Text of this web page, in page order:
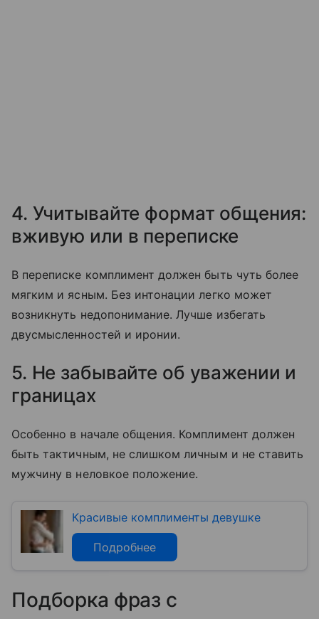
4. Учитывайте формат общения:
вживую или в переписке
В переписке комплимент должен быть чуть более
мягким и ясным. Без интонации легко может
возникнуть недопонимание. Лучше избегать
двусмысленностей и иронии.
5. Не забывайте об уважении и
границах
Особенно в начале общения. Комплимент должен
быть тактичным, не слишком личным и не ставить
мужчину в неловкое положение.
Красивые комплименты девушке
Подробнее
Подборка фраз с